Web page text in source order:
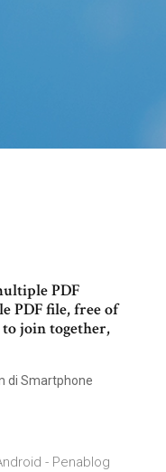
PDF
PDF file, free of
to join together,
di Smartphone
- Penablog